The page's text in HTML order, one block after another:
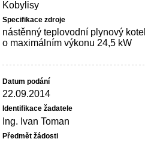
Kobylisy
nástěnný teplovodní plynový
o maximálním výkonu 24,5 kW
22.09.2014
Ing. Ivan Toman